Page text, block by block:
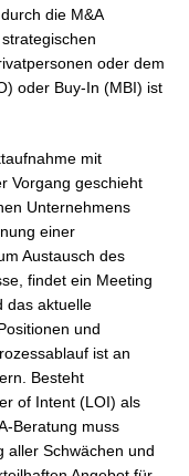
die M&A
oder dem
oder Buy-In (MBI) ist
mit
Vorgang geschieht
Unternehmens
einer
Austausch des
findet ein Meeting
das aktuelle
und
ist an
Besteht
of Intent (LOI) als
Beratung muss
aller Schwächen und